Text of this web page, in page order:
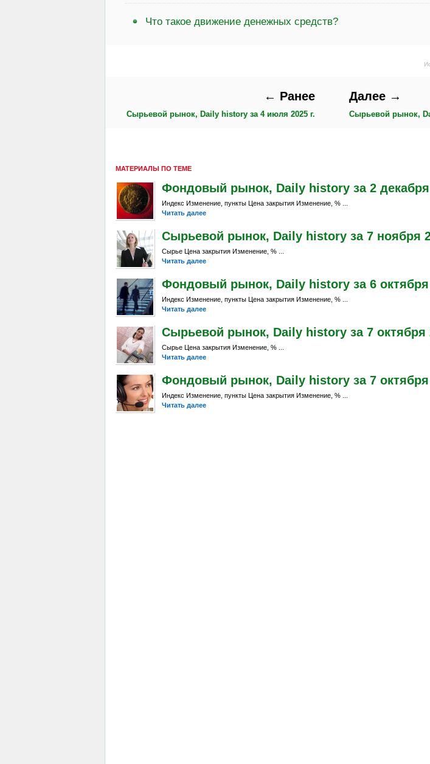
Что такое движение денежных средств?
← Ранее
Сырьевой рынок, Daily history за 4 июля 2025 г.
Далее →
Сырьевой рынок,
МАТЕРИАЛЫ ПО ТЕМЕ
Фондовый рынок, Daily history за 2 декабря
Индекс Изменение, пункты Цена закрытия Изменение, % ...
Читать далее
Сырьевой рынок, Daily history за 7 ноября
Сырье Цена закрытия Изменение, % ...
Читать далее
Фондовый рынок, Daily history за 6 октября
Индекс Изменение, пункты Цена закрытия Изменение, % ...
Читать далее
Сырьевой рынок, Daily history за 7 октября
Сырье Цена закрытия Изменение, % ...
Читать далее
Фондовый рынок, Daily history за 7 октября
Индекс Изменение, пункты Цена закрытия Изменение, % ...
Читать далее